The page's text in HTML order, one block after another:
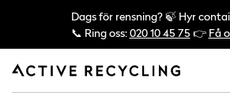
Dags för rensning? 🍃 Hyr
📞 Ring oss:020 10 45 75 👉 Få